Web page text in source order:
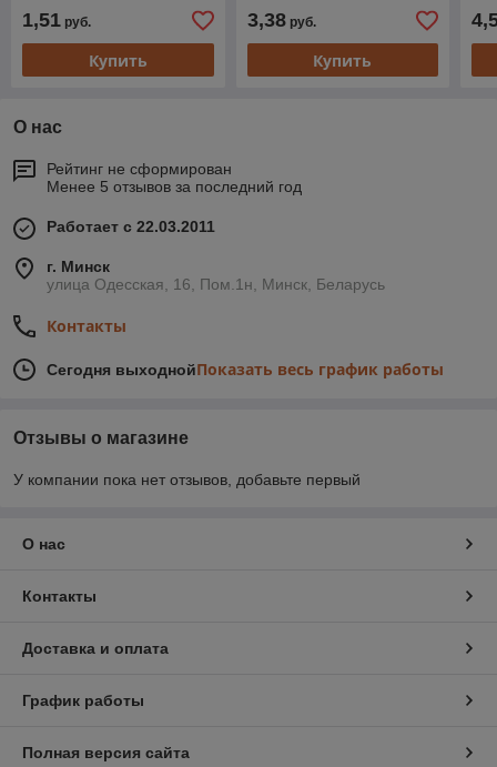
мм)
1,51 руб.
Купить
кирпича.Трехместная.212х70х42
мм)
3,38руб.
Купить
О нас
Рейтинг не сформирован
Менее 5 отзывов за последний год
Работает с 22.03.2011
г. Минск
улица Одесская, 16, Пом.1н, Минск, Беларусь
Контакты
Сегодня выходнойПоказать весь график работы
Отзывы о магазине
У компании пока нет отзывов, добавьте первый
О нас
Контакты
Доставка и оплата
График работы
Полная версия сайта